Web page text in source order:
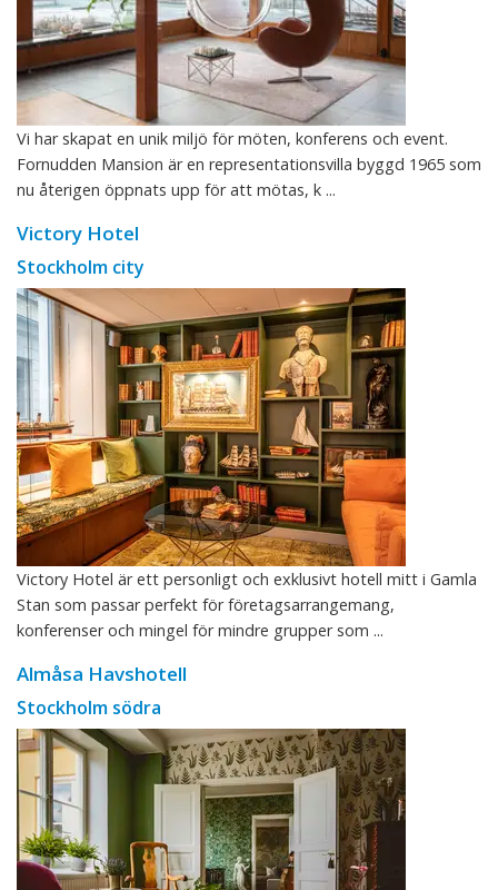
Vi har skapat en unik miljö för möten, konferens och event.
Fornudden Mansion är en representationsvilla byggd 1965 som
nu återigen öppnats upp för att mötas, k ...
Victory Hotel
Stockholm city
Victory Hotel är ett personligt och exklusivt hotell mitt i Gamla
Stan som passar perfekt för företagsarrangemang,
konferenser och mingel för mindre grupper som ...
Almåsa Havshotell
Stockholm södra